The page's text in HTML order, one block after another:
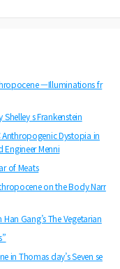
—Illuminations fr
s Frankenstein
Dystopia in
Engineer Menni
of Meats
on the Body Narr
Gang’s The Vegetarian
in Thomas day’s Seven se